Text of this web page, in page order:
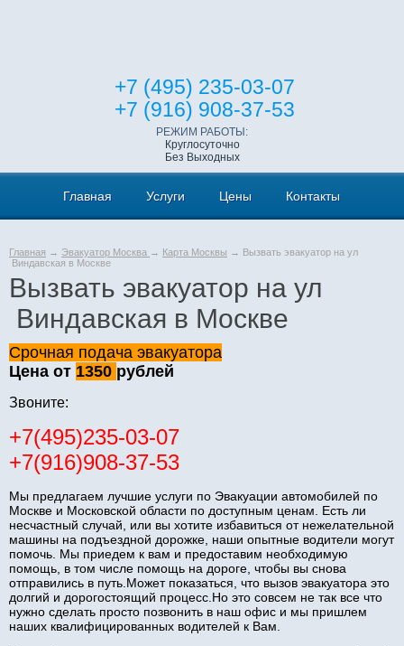
+7 (495) 235-03-07
+7 (916) 908-37-53
РЕЖИМ РАБОТЫ:
Круглосуточно
Без Выходных
Главная Услуги Цены Контакты
Главная → Эвакуатор Москва → Карта Москвы → Вызвать эвакуатор на ул
Виндавская в Москве
Вызвать эвакуатор на ул
Виндавская в Москве
Срочная подача эвакуатора
Цена от 1350 рублей
Звоните:
+7(495)235-03-07
+7(916)908-37-53
Мы предлагаем лучшие услуги по Эвакуации автомобилей по
Москве и Московской области по доступным ценам. Есть ли
несчастный случай, или вы хотите избавиться от нежелательной
машины на подъездной дорожке, наши опытные водители могут
помочь. Мы приедем к вам и предоставим необходимую
помощь, в том числе помощь на дороге, чтобы вы снова
отправились в путь.Может показаться, что вызов эвакуатора это
долгий и дорогостоящий процесс.Но это совсем не так все что
нужно сделать просто позвонить в наш офис и мы пришлем
наших квалифицированных водителей к Вам.